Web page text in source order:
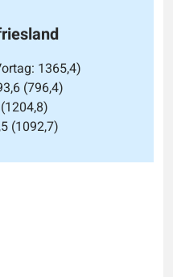
1365,4)
(796,4)
(1092,7)